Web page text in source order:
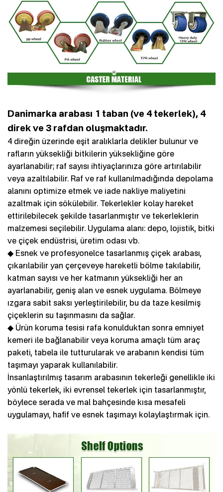
Danimarka arabası 1 taban (ve 4 tekerlek), 4
direk ve 3 rafdan oluşmaktadır.
4 direğin üzerinde eşit aralıklarla delikler bulunur ve
rafların yüksekliği bitkilerin yüksekliğine göre
ayarlanabilir; raf sayısı ihtiyaçlarınıza göre artırılabilir
veya azaltılabilir. Raf ve raf kullanılmadığında depolama
alanını optimize etmek ve iade nakliye maliyetini
azaltmak için sökülebilir. Tekerlekler kolay hareket
ettirilebilecek şekilde tasarlanmıştır ve tekerleklerin
malzemesi seçilebilir. Uygulama alanı: depo, lojistik, bitki
ve çiçek endüstrisi, üretim odası vb.
◆ Esnek ve profesyonelce tasarlanmış çiçek arabası,
çıkarılabilir yan çerçeveye hareketli bölme takılabilir,
katman sayısı ve her katmanın yüksekliği her an
ayarlanabilir, geniş alan ve esnek uygulama. Bölmeye
ızgara sabit saksı yerleştirilebilir, bu da taze kesilmiş
çiçeklerin su taşınmasını da sağlar.
◆ Ürün koruma tesisi rafa konulduktan sonra emniyet
kemeri ile bağlanabilir veya koruma amaçlı tüm araç
paketi, tabela ile tutturularak ve arabanın kendisi tüm
taşımayı yaparak kullanılabilir.
İnsanlaştırılmış tasarım arabasının tekerleği genellikle iki
yönlü tekerlek, iki evrensel tekerlek için tasarlanmıştır,
böylece serada ve mal bahçesinde kısa mesafeli
uygulamayı, hafif ve esnek taşımayı kolaylaştırmak için.